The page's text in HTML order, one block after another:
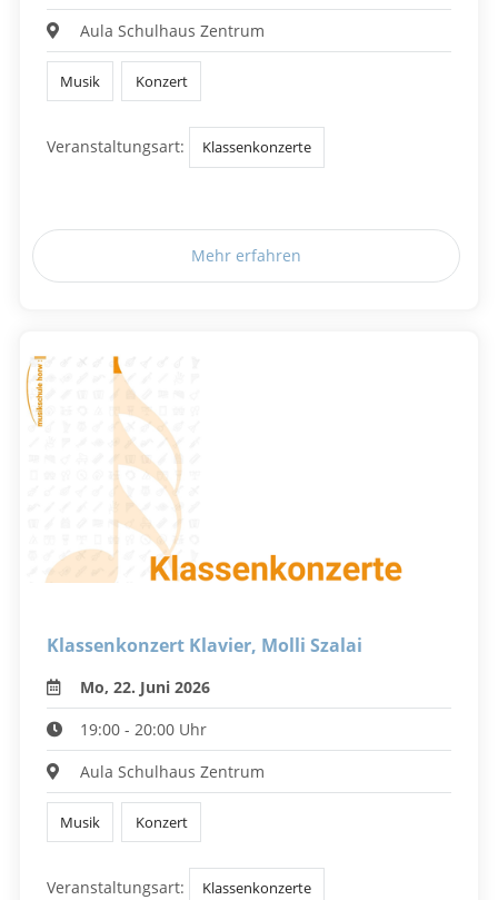
Aula Schulhaus Zentrum
Musik Konzert
Veranstaltungsart: Klassenkonzerte
Mehr erfahren
Klassenkonzert Klavier, Molli Szalai
Mo, 22. Juni 2026
19:00 - 20:00 Uhr
Aula Schulhaus Zentrum
Musik Konzert
Veranstaltungsart: Klassenkonzerte